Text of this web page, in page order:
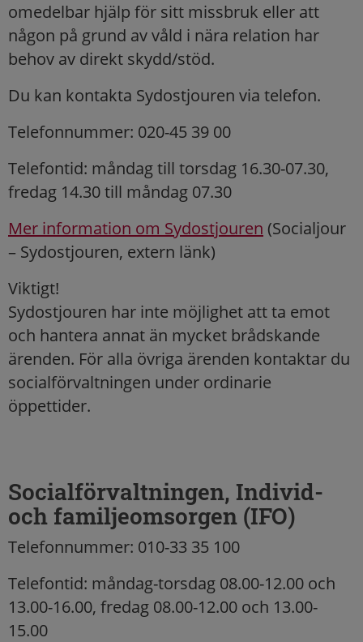
omedelbar hjälp för sitt missbruk eller att
någon på grund av våld i nära relation har
behov av direkt skydd/stöd.
Du kan kontakta Sydostjouren via telefon.
Telefonnummer: 020-45 39 00
Telefontid: måndag till torsdag 16.30-07.30,
fredag 14.30 till måndag 07.30
Mer information om Sydostjouren (Socialjour
– Sydostjouren, extern länk)
Viktigt!
Sydostjouren har inte möjlighet att ta emot
och hantera annat än mycket brådskande
ärenden. För alla övriga ärenden kontaktar du
socialförvaltningen under ordinarie
öppettider.
Socialförvaltningen, Individ-
och familjeomsorgen (IFO)
Telefonnummer: 010-33 35 100
Telefontid: måndag-torsdag 08.00-12.00 och
13.00-16.00, fredag 08.00-12.00 och 13.00-
15.00